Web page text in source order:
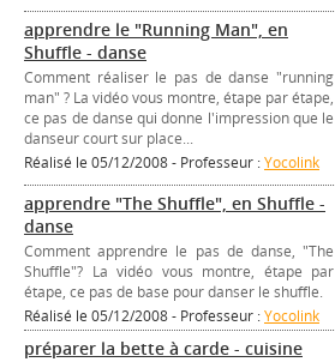
apprendre le "Running Man", en
Shuffle - danse
Comment réaliser le pas de danse "running
man" ? La vidéo vous montre, étape par étape,
ce pas de danse qui donne l'impression que le
danseur court sur place...
Réalisé le 05/12/2008 - Professeur :Yocolink
apprendre "The Shuffle", en Shuffle -
danse
Comment apprendre le pas de danse, "The
Shuffle"? La vidéo vous montre, étape par
étape, ce pas de base pour danser le shuffle.
Réalisé le 05/12/2008 - Professeur :Yocolink
préparer la bette à carde - cuisine